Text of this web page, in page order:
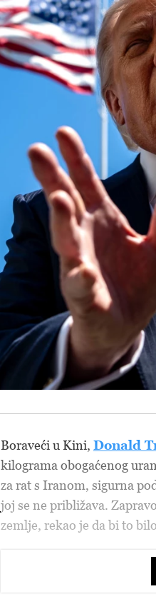
Boraveći u Kini, Donald
kilograma obogaćenog
za rat s Iranom, sigurna
joj se ne približava.
zemlje, rekao je da bi to